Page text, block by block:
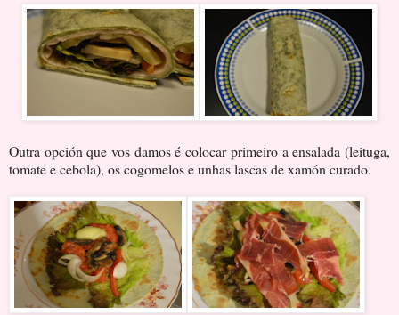
Outra opción que vos damos é colocar primeiro a ensalada (leituga,
tomate e cebola), os cogomelos e unhas lascas de xamón curado.